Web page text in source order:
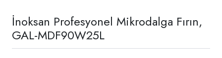
İnoksan Profesyonel Mikrodalga Fırın,
GAL-MDF90W25L